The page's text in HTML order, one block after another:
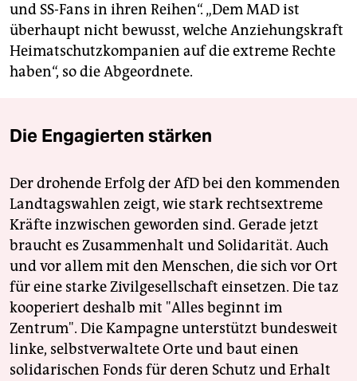
und SS-Fans in ihren Reihen“. „Dem MAD ist
überhaupt nicht bewusst, welche Anziehungskraft
Heimatschutzkompanien auf die extreme Rechte
haben“, so die Abgeordnete.
Die Engagierten stärken
Der drohende Erfolg der AfD bei den kommenden
Landtagswahlen zeigt, wie stark rechtsextreme
Kräfte inzwischen geworden sind. Gerade jetzt
braucht es Zusammenhalt und Solidarität. Auch
und vor allem mit den Menschen, die sich vor Ort
für eine starke Zivilgesellschaft einsetzen. Die taz
kooperiert deshalb mit "Alles beginnt im
Zentrum". Die Kampagne unterstützt bundesweit
linke, selbstverwaltete Orte und baut einen
solidarischen Fonds für deren Schutz und Erhalt